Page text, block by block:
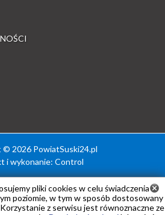
© 2026 PowiatSuski24.pl
i wykonanie: Control
pliki cookies w celu świadczenia
poziomie, w tym w sposób dostosowany
z serwisu jest równoznaczne ze